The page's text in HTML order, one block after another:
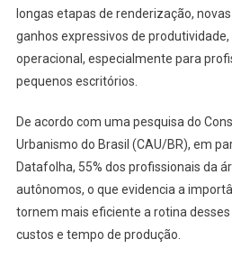
longas etapas de renderização,
ganhos expressivos de
operacional, especialmente para
pequenos escritórios.
De acordo com uma pesquisa do
Urbanismo do Brasil (CAU/BR), em
Datafolha, 55% dos profissionais da
autônomos, o que evidencia a
tornem mais eficiente a rotina
custos e tempo de produção.